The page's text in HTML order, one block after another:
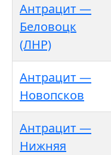
Антрацит —
Беловоцк
(ЛНР)
Антрацит —
Новопсков
Антрацит —
Нижняя